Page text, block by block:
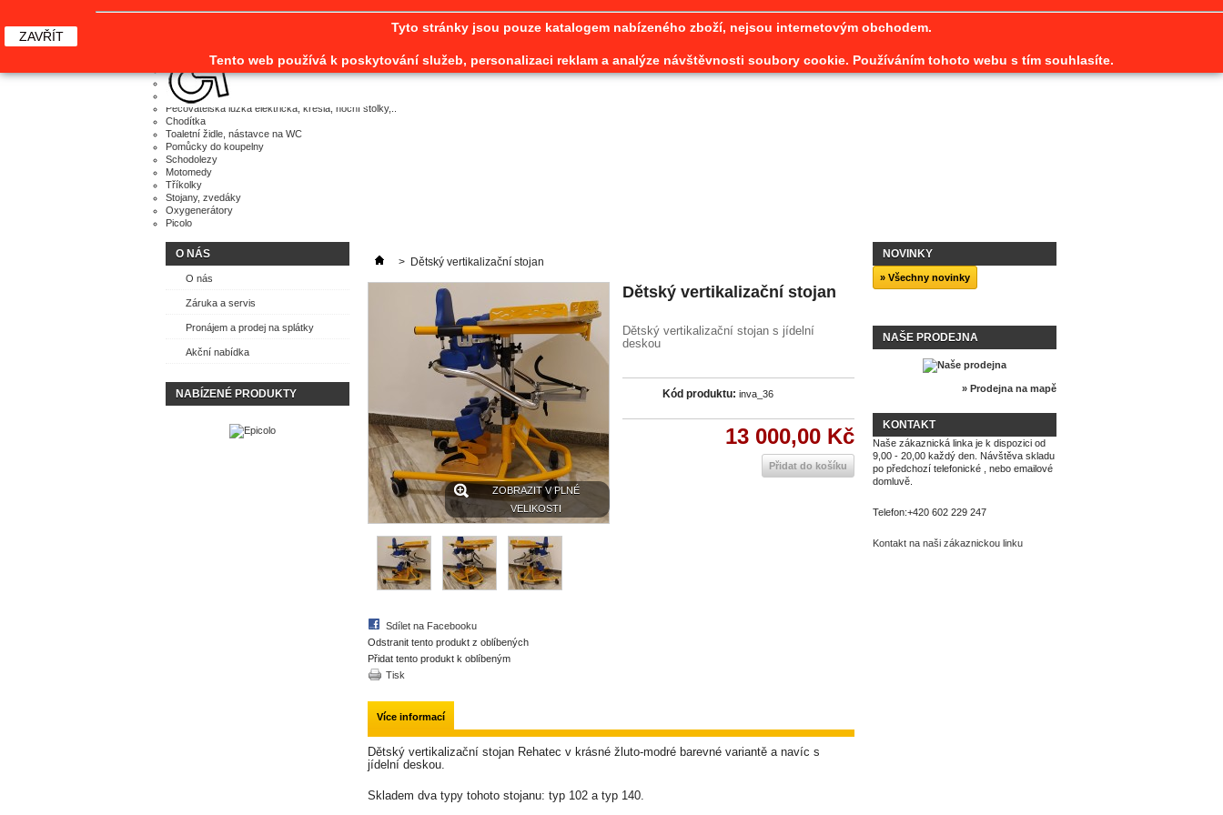
ZAVŘÍT
Tyto stránky jsou pouze katalogem nabízeného zboží, nejsou internetovým obchodem.
Tento web používá k poskytování služeb, personalizaci reklam a analýze návštěvnosti soubory cookie. Používáním tohoto webu s tím souhlasíte.
Elektrické vozíky, scootery
Terapeutické vozíky
Pomůcky pro děti
Pečovatelská lůžka elektrická, křesla, noční stolky,..
Chodítka
Toaletní židle, nástavce na WC
Pomůcky do koupelny
Schodolezy
Motomedy
Tříkolky
Stojany, zvedáky
Oxygenerátory
Picolo
O NÁS
O nás
Záruka a servis
Pronájem a prodej na splátky
Akční nabídka
NABÍZENÉ PRODUKTY
> Dětský vertikalizační stojan
ZOBRAZIT V PLNÉ
VELIKOSTI
Sdílet na Facebooku
Odstranit tento produkt z oblíbených
Přidat tento produkt k oblíbeným
Tisk
Dětský vertikalizační stojan
Dětský vertikalizační stojan s jídelní
deskou
Kód produktu: inva_36
13 000,00 Kč
Přidat do košíku
Více informací
Dětský vertikalizační stojan Rehatec v krásné žluto-modré barevné variantě a navíc s
jídelní deskou.
Skladem dva typy tohoto stojanu: typ 102 a typ 140.
NOVINKY
» Všechny novinky
NAŠE PRODEJNA
» Prodejna na mapě
KONTAKT
Naše zákaznická linka je k dispozici od
9,00 - 20,00 každý den. Návštěva skladu
po předchozí telefonické , nebo emailové
domluvě.
Telefon:+420 602 229 247
Kontakt na naši zákaznickou linku